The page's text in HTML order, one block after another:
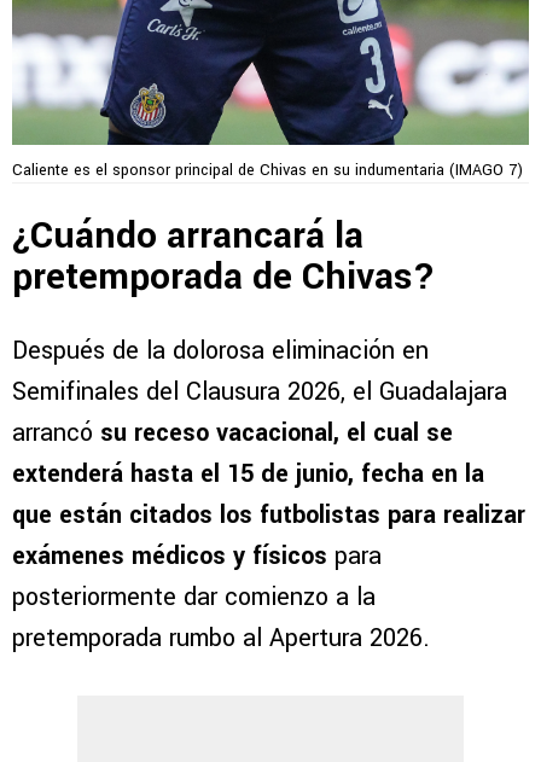
Caliente es el sponsor principal de Chivas en su indumentaria (IMAGO 7)
¿Cuándo arrancará la
pretemporada de Chivas?
Después de la dolorosa eliminación en
Semifinales del Clausura 2026, el Guadalajara
arrancó su receso vacacional, el cual se
extenderá hasta el 15 de junio, fecha en la
que están citados los futbolistas para realizar
exámenes médicos y físicos para
posteriormente dar comienzo a la
pretemporada rumbo al Apertura 2026.